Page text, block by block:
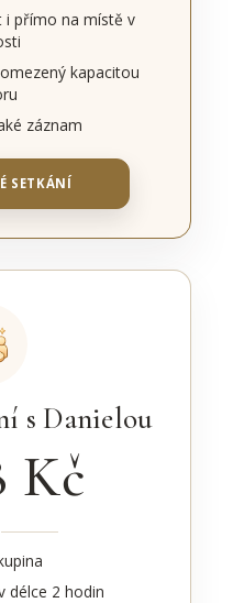
i přímo na místě v
kapacitou
záznam
SETKÁNÍ
s Danielou
Kč
délce 2 hodin